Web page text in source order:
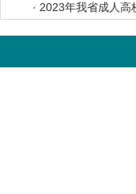
试）、书法类专业省
· 2023年我省成人高